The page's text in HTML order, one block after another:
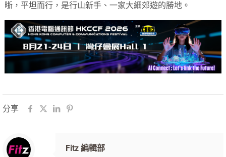
晣，平坦而行，是行山新手、一家大細郊遊的勝地。
分享
Fitz 編輯部